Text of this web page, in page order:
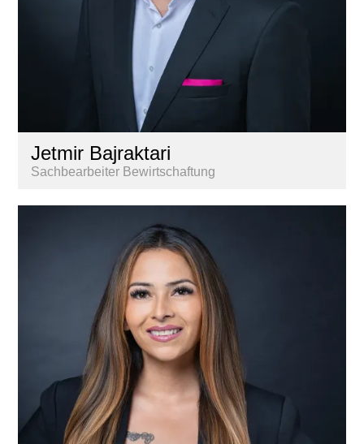
Jetmir Bajraktari
Sachbearbeiter Bewirtschaftung